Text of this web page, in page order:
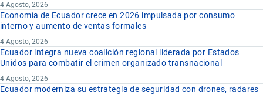
4 Agosto, 2026
Economía de Ecuador crece en 2026 impulsada por consumo
interno y aumento de ventas formales
4 Agosto, 2026
Ecuador integra nueva coalición regional liderada por Estados
Unidos para combatir el crimen organizado transnacional
4 Agosto, 2026
Ecuador moderniza su estrategia de seguridad con drones, radares